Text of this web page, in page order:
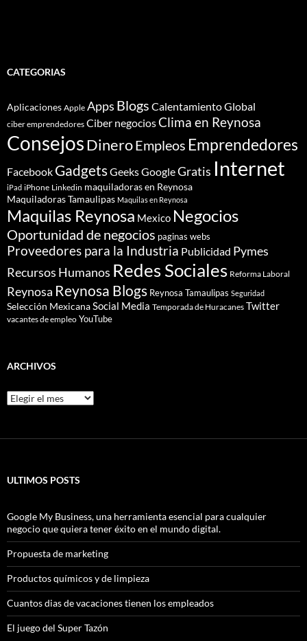
CATEGORIAS
Aplicaciones Apple Apps Blogs Calentamiento Global
ciber emprendedores Ciber negociosClima en Reynosa
ConsejosDineroEmpleos Emprendedores
Facebook GadgetsGeeksGoogleGratis Internet
iPad iPhone Linkedin maquiladoras en Reynosa
Maquiladoras Tamaulipas Maquilas en Reynosa
Maquilas Reynosa Mexico Negocios
Oportunidad de negocios paginas webs
Proveedores para la Industria Publicidad Pymes
Recursos Humanos Redes Sociales Reforma Laboral
Reynosa Reynosa Blogs Reynosa Tamaulipas Seguridad
Selección MexicanaSocial Media Temporada de Huracanes Twitter
vacantes de empleo YouTube
ARCHIVOS
Archivos
ULTIMOS POSTS
Google My Business, una herramienta esencial para cualquier
negocio que quiera tener éxito en el mundo digital.
Propuesta de marketing
Productos químicos y de limpieza
Cuantos dias de vacaciones tienen los empleados
El juego del Super Tazón